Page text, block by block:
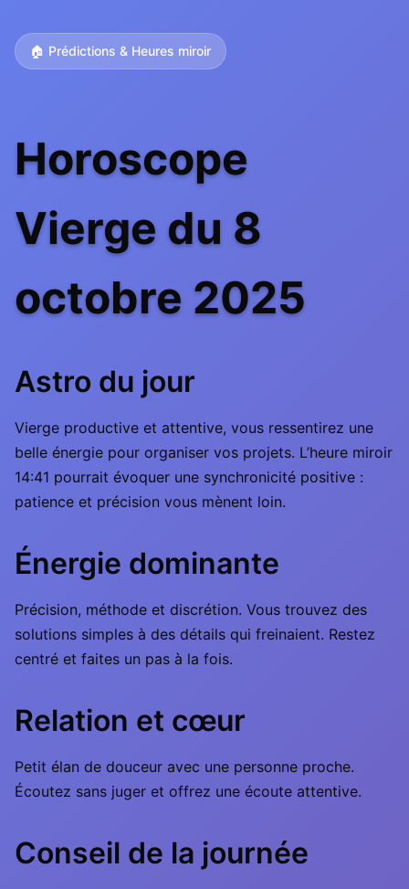
🏠 Prédictions & Heures miroir
Horoscope
Vierge du 8
octobre 2025
Astro du jour
Vierge productive et attentive, vous ressentirez une
belle énergie pour organiser vos projets. L’heure miroir
14:41 pourrait évoquer une synchronicité positive :
patience et précision vous mènent loin.
Énergie dominante
Précision, méthode et discrétion. Vous trouvez des
solutions simples à des détails qui freinaient. Restez
centré et faites un pas à la fois.
Relation et cœur
Petit élan de douceur avec une personne proche.
Écoutez sans juger et offrez une écoute attentive.
Conseil de la journée